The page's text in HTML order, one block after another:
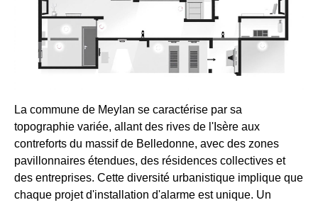
La commune de Meylan se caractérise par sa
topographie variée, allant des rives de l'Isère aux
contreforts du massif de Belledonne, avec des zones
pavillonnaires étendues, des résidences collectives et
des entreprises. Cette diversité urbanistique implique que
chaque projet d'installation d'alarme est unique. Un